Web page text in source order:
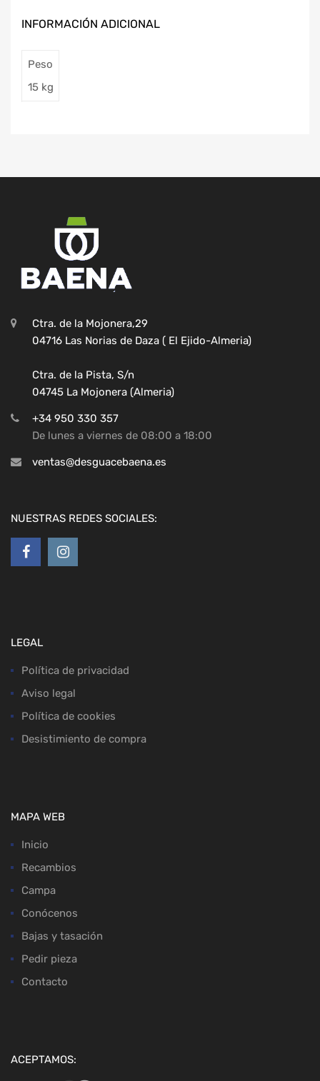
INFORMACIÓN ADICIONAL
Peso
15 kg
Ctra. de la Mojonera,29
04716 Las Norias de Daza ( El Ejido-Almeria)
Ctra. de la Pista, S/n
04745 La Mojonera (Almeria)
+34 950 330 357
De lunes a viernes de 08:00 a 18:00
ventas@desguacebaena.es
NUESTRAS REDES SOCIALES:
LEGAL
Política de privacidad
Aviso legal
Política de cookies
Desistimiento de compra
MAPA WEB
Inicio
Recambios
Campa
Conócenos
Bajas y tasación
Pedir pieza
Contacto
ACEPTAMOS: